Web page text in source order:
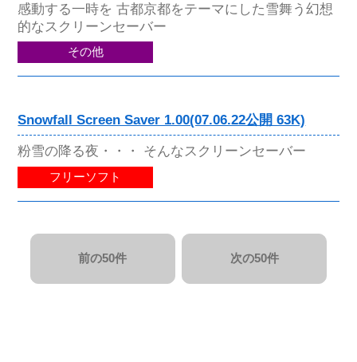
感動する一時を 古都京都をテーマにした雪舞う幻想
的なスクリーンセーバー
その他
Snowfall Screen Saver 1.00(07.06.22公開 63K)
粉雪の降る夜・・・ そんなスクリーンセーバー
フリーソフト
前の50件 次の50件